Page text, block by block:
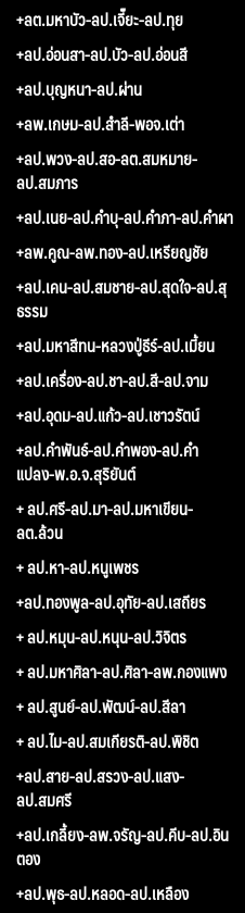
+ลต.มหาบัว-ลป.เจี๊ยะ-ลป.ทุย
+ลป.อ่อนสา-ลป.บัว-ลป.อ่อนสี
+ลป.บุญหนา-ลป.ผ่าน
+ลพ.เกษม-ลป.สำลี-พอจ.เต่า
+ลป.พวง-ลป.สอ-ลต.สมหมาย-
ลป.สมภาร
+ลป.เนย-ลป.คำบุ-ลป.คำภา-ลป.คำผา
+ลพ.คูณ-ลพ.ทอง-ลป.เหรียญชัย
+ลป.เคน-ลป.สมชาย-ลป.สุดใจ-ลป.สุ
ธรรม
+ลป.มหาสีทน-หลวงปู่ธีร์-ลป.เมี้ยน
+ลป.เครื่อง-ลป.ชา-ลป.สี-ลป.จาม
+ลป.อุดม-ลป.แก้ว-ลป.เชาวรัตน์
+ลป.คำพันธ์-ลป.คำพอง-ลป.คำ
แปลง-พ.อ.จ.สุริยันต์
+ ลป.ศรี-ลป.มา-ลป.มหาเขียน-
ลต.ล้วน
+ ลป.หา-ลป.หนูเพชร
+ลป.ทองพูล-ลป.อุทัย-ลป.เสถียร
+ ลป.หมุน-ลป.หนุน-ลป.วิจิตร
+ ลป.มหาศิลา-ลป.ศิลา-ลพ.กองแพง
+ ลป.สูนย์-ลป.พัฒน์-ลป.สีลา
+ ลป.ไม-ลป.สมเกียรติ-ลป.พิชิต
+ลป.สาย-ลป.สรวง-ลป.แสง-
ลป.สมศรี
+ลป.เกลี้ยง-ลพ.จรัญ-ลป.คีบ-ลป.อิน
ตอง
+ลป.พุธ-ลป.หลอด-ลป.เหลือง